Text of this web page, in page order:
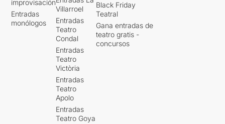
improvisación
Entradas
monólogos
Villarroel
Entradas
Teatro
Condal
Entradas
Teatro
Victòria
Entradas
Teatro
Apolo
Entradas
Teatro Goya
Black Friday
Teatral
Gana entradas de
teatro gratis -
concursos